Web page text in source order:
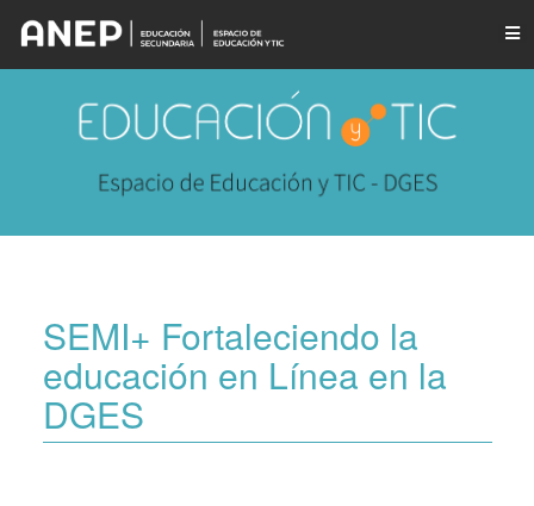
SEMI+ Fortaleciendo la
educación en Línea en la
DGES